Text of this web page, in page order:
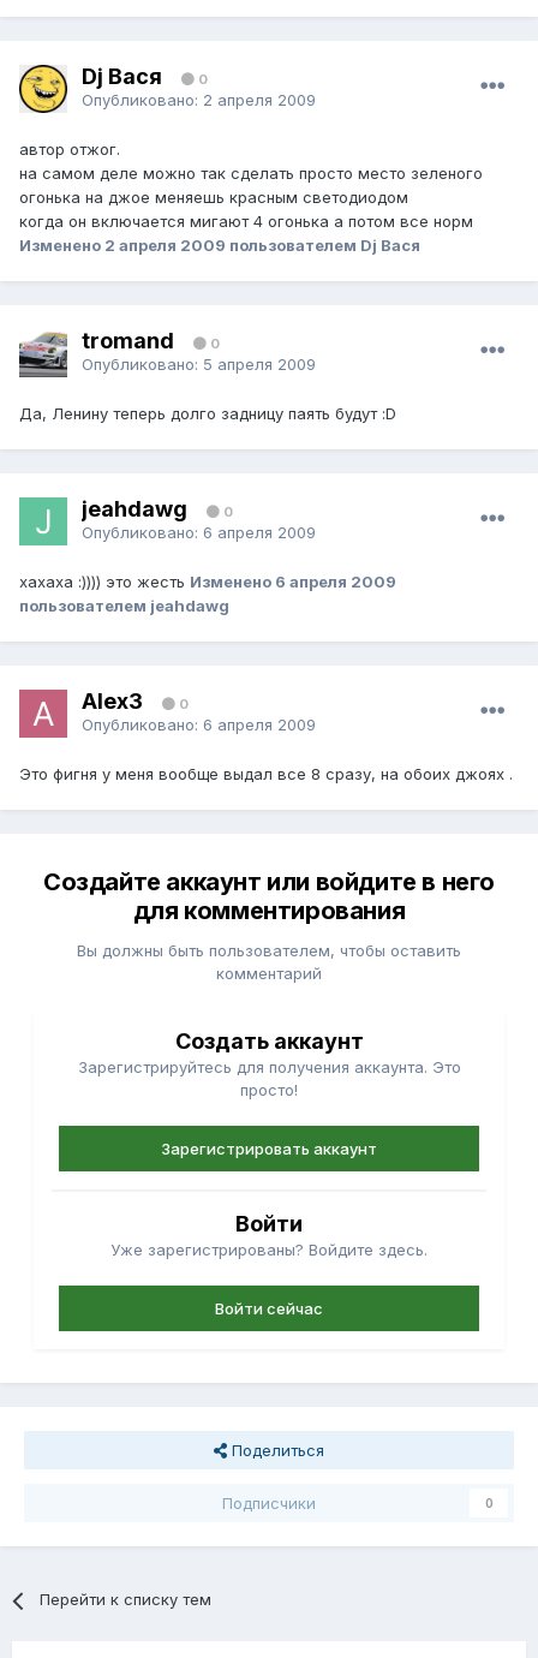
Dj Вася 0
Опубликовано: 2 апреля 2009
автор отжог.
на самом деле можно так сделать просто место зеленого
огонька на джое меняешь красным светодиодом
когда он включается мигают 4 огонька а потом все норм
Изменено 2 апреля 2009 пользователем Dj Вася
tromand 0
Опубликовано: 5 апреля 2009
Да, Ленину теперь долго задницу паять будут :D
jeahdawg 0
Опубликовано: 6 апреля 2009
хахаха :)))) это жесть Изменено 6 апреля 2009
пользователем jeahdawg
Alex3 0
Опубликовано: 6 апреля 2009
Это фигня у меня вообще выдал все 8 сразу, на обоих джоях .
Создайте аккаунт или войдите в него
для комментирования
Вы должны быть пользователем, чтобы оставить
комментарий
Создать аккаунт
Зарегистрируйтесь для получения аккаунта. Это
просто!
Зарегистрировать аккаунт
Войти
Уже зарегистрированы? Войдите здесь.
Войти сейчас
Поделиться
Подписчики 0
Перейти к списку тем